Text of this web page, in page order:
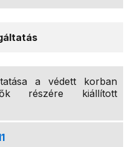
a védett korban
részére kiállított